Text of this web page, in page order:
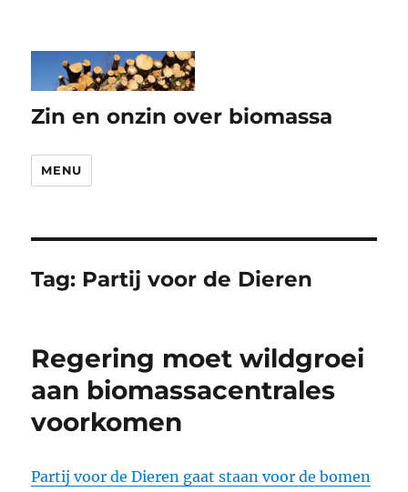
Zin en onzin over biomassa
MENU
Tag: Partij voor de Dieren
Regering moet wildgroei
aan biomas­sa­cen­trales
voorkomen
Partij voor de Dieren gaat staan voor de bomen